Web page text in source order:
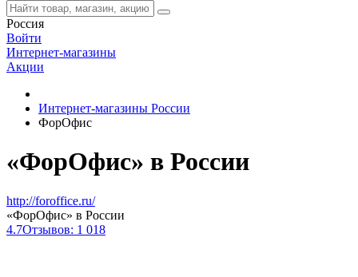
Россия
Войти
Интернет-магазины
Акции
Интернет-магазины России
ФорОфис
«ФорОфис» в России
http://foroffice.ru/
«ФорОфис» в России
4.7Отзывов: 1 018